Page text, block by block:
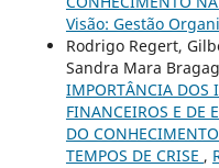
Visão: Gestão
Rodrigo Regert,
Sandra Mara
IMPORTÂNCIA DOS
FINANCEIROS E DE
DO
TEMPOS DE CRISE ,